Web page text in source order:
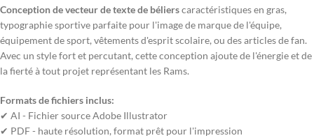
Conception de vecteur de texte de bélierscaractéristiques en gras,
typographie sportive parfaite pour l'image de marque de l'équipe,
équipement de sport, vêtements d'esprit scolaire, ou des articles de fan.
Avec un style fort et percutant, cette conception ajoute de l'énergie et de
la fierté à tout projet représentant les Rams.
Formats de fichiers inclus:
✔ AI - Fichier source Adobe Illustrator
✔ PDF - haute résolution, format prêt pour l'impression